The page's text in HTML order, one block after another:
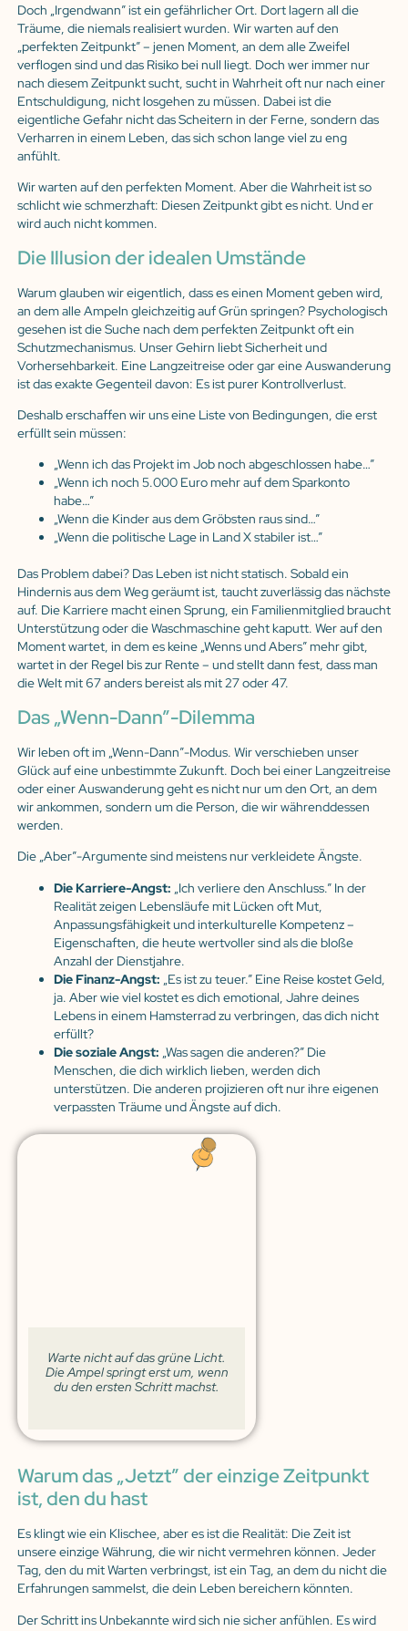
Doch „Irgendwann” ist ein gefährlicher Ort. Dort lagern all die
Träume, die niemals realisiert wurden. Wir warten auf den
„perfekten Zeitpunkt” – jenen Moment, an dem alle Zweifel
verflogen sind und das Risiko bei null liegt. Doch wer immer nur
nach diesem Zeitpunkt sucht, sucht in Wahrheit oft nur nach einer
Entschuldigung, nicht losgehen zu müssen. Dabei ist die
eigentliche Gefahr nicht das Scheitern in der Ferne, sondern das
Verharren in einem Leben, das sich schon lange viel zu eng
anfühlt.
Wir warten auf den perfekten Moment. Aber die Wahrheit ist so
schlicht wie schmerzhaft: Diesen Zeitpunkt gibt es nicht. Und er
wird auch nicht kommen.
Die Illusion der idealen Umstände
Warum glauben wir eigentlich, dass es einen Moment geben wird,
an dem alle Ampeln gleichzeitig auf Grün springen? Psychologisch
gesehen ist die Suche nach dem perfekten Zeitpunkt oft ein
Schutzmechanismus. Unser Gehirn liebt Sicherheit und
Vorhersehbarkeit. Eine Langzeitreise oder gar eine Auswanderung
ist das exakte Gegenteil davon: Es ist purer Kontrollverlust.
Deshalb erschaffen wir uns eine Liste von Bedingungen, die erst
erfüllt sein müssen:
„Wenn ich das Projekt im Job noch abgeschlossen habe…”
„Wenn ich noch 5.000 Euro mehr auf dem Sparkonto
habe…”
„Wenn die Kinder aus dem Gröbsten raus sind…”
„Wenn die politische Lage in Land X stabiler ist…”
Das Problem dabei? Das Leben ist nicht statisch. Sobald ein
Hindernis aus dem Weg geräumt ist, taucht zuverlässig das nächste
auf. Die Karriere macht einen Sprung, ein Familienmitglied braucht
Unterstützung oder die Waschmaschine geht kaputt. Wer auf den
Moment wartet, in dem es keine „Wenns und Abers” mehr gibt,
wartet in der Regel bis zur Rente – und stellt dann fest, dass man
die Welt mit 67 anders bereist als mit 27 oder 47.
Das „Wenn-Dann”-Dilemma
Wir leben oft im „Wenn-Dann”-Modus. Wir verschieben unser
Glück auf eine unbestimmte Zukunft. Doch bei einer Langzeitreise
oder einer Auswanderung geht es nicht nur um den Ort, an dem
wir ankommen, sondern um die Person, die wir währenddessen
werden.
Die „Aber”-Argumente sind meistens nur verkleidete Ängste.
Die Karriere-Angst: „Ich verliere den Anschluss.” In der
Realität zeigen Lebensläufe mit Lücken oft Mut,
Anpassungsfähigkeit und interkulturelle Kompetenz –
Eigenschaften, die heute wertvoller sind als die bloße
Anzahl der Dienstjahre.
Die Finanz-Angst: „Es ist zu teuer.” Eine Reise kostet Geld,
ja. Aber wie viel kostet es dich emotional, Jahre deines
Lebens in einem Hamsterrad zu verbringen, das dich nicht
erfüllt?
Die soziale Angst: „Was sagen die anderen?” Die
Menschen, die dich wirklich lieben, werden dich
unterstützen. Die anderen projizieren oft nur ihre eigenen
verpassten Träume und Ängste auf dich.
Warte nicht auf das grüne Licht.
Die Ampel springt erst um, wenn
du den ersten Schritt machst.
Warum das „Jetzt” der einzige Zeitpunkt
ist, den du hast
Es klingt wie ein Klischee, aber es ist die Realität: Die Zeit ist
unsere einzige Währung, die wir nicht vermehren können. Jeder
Tag, den du mit Warten verbringst, ist ein Tag, an dem du nicht die
Erfahrungen sammelst, die dein Leben bereichern könnten.
Der Schritt ins Unbekannte wird sich nie sicher anfühlen. Es wird